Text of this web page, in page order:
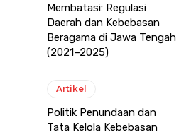
Membatasi: Regulasi
Daerah dan Kebebasan
Beragama di Jawa Tengah
(2021–2025)
Artikel
Politik Penundaan dan
Tata Kelola Kebebasan